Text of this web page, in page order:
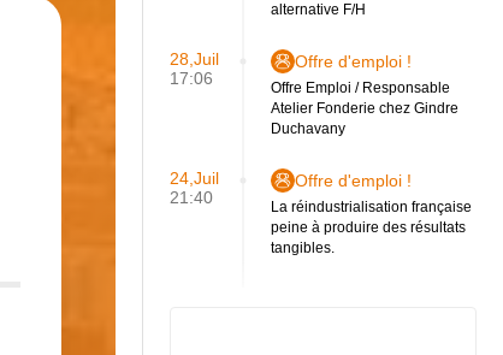
alternative F/H
28,Juil
17:06
Offre d'emploi !
Offre Emploi / Responsable
Atelier Fonderie chez Gindre
Duchavany
24,Juil
21:40
Offre d'emploi !
La réindustrialisation française
peine à produire des résultats
tangibles.